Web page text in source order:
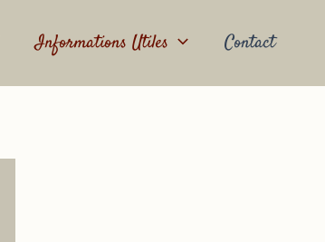
Informations Utiles Contact